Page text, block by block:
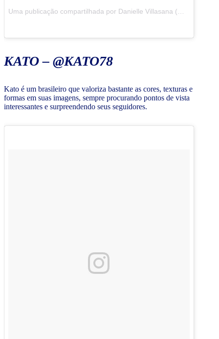
Uma publicação compartilhada por Danielle Villasana (@davillasana) em
KATO – @KATO78
Kato é um brasileiro que valoriza bastante as cores, texturas e
formas em suas imagens, sempre procurando pontos de vista
interessantes e surpreendendo seus seguidores.